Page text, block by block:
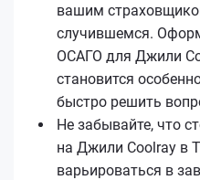
вашим
случившемся.
ОСАГО для Джили
становится
быстро решить
Не забывайте, что
на Джили Coolray в
варьироваться в